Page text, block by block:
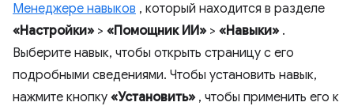
Менеджере навыков , который находится в разделе
«Настройки» > «Помощник ИИ» > «Навыки» .
Выберите навык, чтобы открыть страницу с его
подробными сведениями. Чтобы установить навык,
нажмите кнопку «Установить» , чтобы применить его к